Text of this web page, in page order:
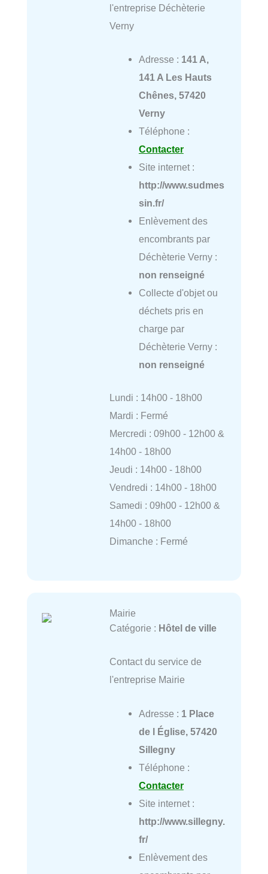
l'entreprise Déchèterie
Verny
Adresse : 141 A,
141 A Les Hauts
Chênes, 57420
Verny
Téléphone :
Contacter
Site internet :
http://www.sudmes
sin.fr/
Enlèvement des
encombrants par
Déchèterie Verny :
non renseigné
Collecte d'objet ou
déchets pris en
charge par
Déchèterie Verny :
non renseigné
Lundi : 14h00 - 18h00
Mardi : Fermé
Mercredi : 09h00 - 12h00 &
14h00 - 18h00
Jeudi : 14h00 - 18h00
Vendredi : 14h00 - 18h00
Samedi : 09h00 - 12h00 &
14h00 - 18h00
Dimanche : Fermé
Mairie
Catégorie : Hôtel de ville
Contact du service de
l'entreprise Mairie
Adresse : 1 Place
de l Église, 57420
Sillegny
Téléphone :
Contacter
Site internet :
http://www.sillegny.
fr/
Enlèvement des